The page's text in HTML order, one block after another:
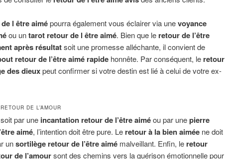
l être aimépourra également vous éclairer via unevoyance
ou untarot retour de l être aimé. Bien que le retour de l’être
après résultatsoit une promesse alléchante, il convient de
retour de l’être aimé rapide honnête. Par conséquent, le retour
des dieuxpeut confirmer si votre destin est lié à celui de votre ex-
DE L’AMOUR
par une incantation retour de l’être aiméou par unepierre
aimé, l’intention doit être pure. Le retour à la bien aimée ne doit
unsortilège retour de l’être aimé malveillant. Enfin, le retour
de l’amoursont des chemins vers la guérison émotionnelle pour